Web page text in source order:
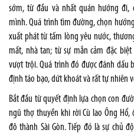
sớm, từ đầu và nhất quán hướng
mình. Quá trình tìm đường, chọn
xuất phát từ tấm lòng yêu nước,
mất, nhà tan; từ sự mẫn cảm đặc
vượt trội. Quá trình đó được đánh dấu
định táo bạo, dứt khoát và rất tự nhiên
Bắt đầu từ quyết định lựa chọn con
ngũ thợ thuyền khi rời Cù lao Ông Hổ,
đô thành Sài Gòn. Tiếp đó là sự chủ